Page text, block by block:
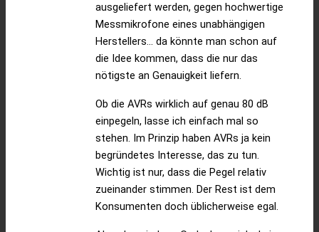
ausgeliefert werden, gegen hochwertige
Messmikrofone eines unabhängigen
Herstellers… da könnte man schon auf
die Idee kommen, dass die nur das
nötigste an Genauigkeit liefern.
Ob die AVRs wirklich auf genau 80 dB
einpegeln, lasse ich einfach mal so
stehen. Im Prinzip haben AVRs ja kein
begründetes Interesse, das zu tun.
Wichtig ist nur, dass die Pegel relativ
zueinander stimmen. Der Rest ist dem
Konsumenten doch üblicherweise egal.